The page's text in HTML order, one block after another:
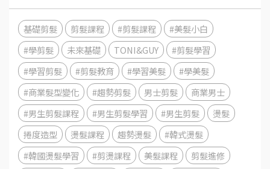
基礎剪髮 剪髮課程 #剪髮課程
#美髮小白
#學剪髮
未來基礎 TONI&GUY
#剪髮學習
#學習剪髮
#剪髮教育 #學習美髮
#學美髮
#商業髮型變化
#趨勢剪髮 男士剪髮
商業男士
#男生剪髮課程
#男生剪髮學習 #男生剪髮
燙髮
捲度造型
燙髮課程 趨勢燙髮
#韓式燙髮
#韓國燙髮學習
#剪燙課程 美髮課程
剪髮進修